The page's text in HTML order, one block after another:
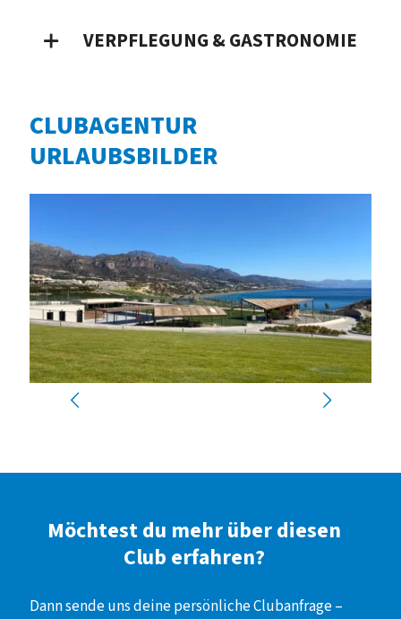
VERPFLEGUNG & GASTRONOMIE
CLUBAGENTUR
URLAUBSBILDER
Möchtest du mehr über diesen
Club erfahren?
Dann sende uns deine persönliche Clubanfrage –